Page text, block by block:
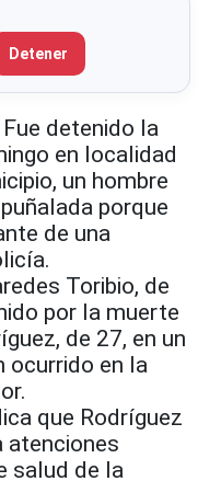
Detener
Fue detenido la
en localidad
un hombre
porque
de una
Toribio, de
por la muerte
de 27, en un
ocurrido en la
que Rodríguez
atenciones
salud de la